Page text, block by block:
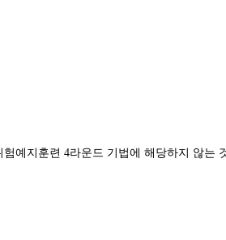
예지훈련 4라운드 기법에 해당하지 않는